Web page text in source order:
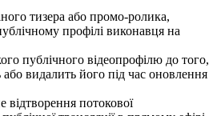
тизера або промо-ролика,
профілі виконавця на
публічного відеопрофілю до того,
або видалить його під час оновлення
потокової